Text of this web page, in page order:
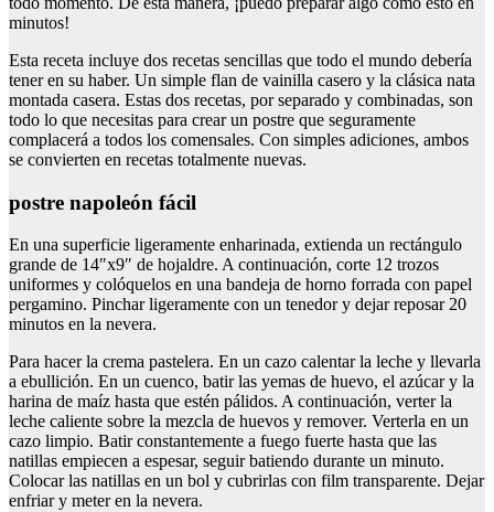
minutos!
Esta receta incluye dos recetas sencillas que todo el mundo debería
tener en su haber. Un simple flan de vainilla casero y la clásica nata
montada casera. Estas dos recetas, por separado y combinadas, son
todo lo que necesitas para crear un postre que seguramente
complacerá a todos los comensales. Con simples adiciones, ambos
se convierten en recetas totalmente nuevas.
postre napoleón fácil
En una superficie ligeramente enharinada, extienda un rectángulo
grande de 14″x9″ de hojaldre. A continuación, corte 12 trozos
uniformes y colóquelos en una bandeja de horno forrada con papel
pergamino. Pinchar ligeramente con un tenedor y dejar reposar 20
minutos en la nevera.
Para hacer la crema pastelera. En un cazo calentar la leche y llevarla
a ebullición. En un cuenco, batir las yemas de huevo, el azúcar y la
harina de maíz hasta que estén pálidos. A continuación, verter la
leche caliente sobre la mezcla de huevos y remover. Verterla en un
cazo limpio. Batir constantemente a fuego fuerte hasta que las
natillas empiecen a espesar, seguir batiendo durante un minuto.
Colocar las natillas en un bol y cubrirlas con film transparente. Dejar
enfriar y meter en la nevera.